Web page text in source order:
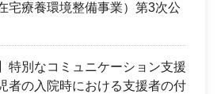
宅療養環境整備事業）第3次公
特別なコミュニケーション支援
者の入院時における支援者の付